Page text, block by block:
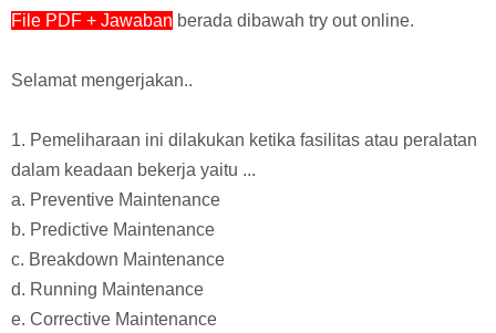
File PDF + Jawaban berada dibawah try out online.
Selamat mengerjakan..
1. Pemeliharaan ini dilakukan ketika fasilitas atau peralatan
dalam keadaan bekerja yaitu ...
a. Preventive Maintenance
b. Predictive Maintenance
c. Breakdown Maintenance
d. Running Maintenance
e. Corrective Maintenance